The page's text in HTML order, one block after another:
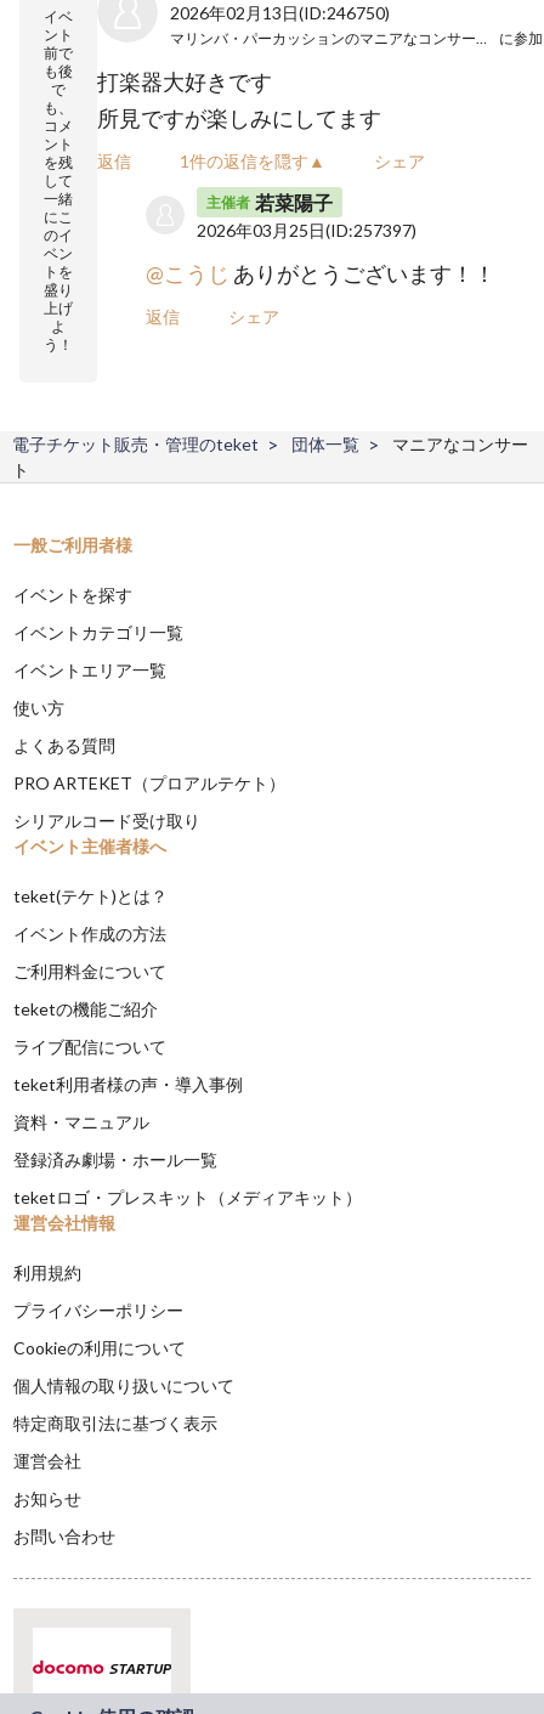
イベ
ント
前で
も後
で
も、
コメ
ント
を残
して
一緒
にこ
のイ
ベン
トを
盛り
上げ
よ
う！
2026年02月13日(ID:246750)
に参加
打楽器大好きです
所見ですが楽しみにしてます
返信 1件の返信を隠す▲ シェア
主催者 若菜陽子
2026年03月25日(ID:257397)
@こうじ ありがとうございます！！
返信 シェア
電子チケット販売・管理のteket 団体一覧
マニアなコンサー
ト
一般ご利用者様
イベントを探す
イベントカテゴリ一覧
イベントエリア一覧
使い方
よくある質問
PRO ARTEKET（プロアルテケト）
シリアルコード受け取り
イベント主催者様へ
teket(テケト)とは？
イベント作成の方法
ご利用料金について
teketの機能ご紹介
ライブ配信について
teket利用者様の声・導入事例
資料・マニュアル
登録済み劇場・ホール一覧
teketロゴ・プレスキット（メディアキット）
運営会社情報
利用規約
プライバシーポリシー
Cookieの利用について
個人情報の取り扱いについて
特定商取引法に基づく表示
運営会社
お知らせ
お問い合わせ